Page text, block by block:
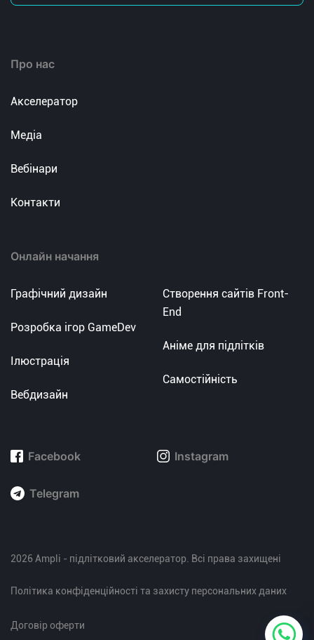
Про нас
Акселератор
Медіа
Вебінари
Контакти
Онлайн начання
Графічний дизайн
Розробка ігор GameDev
Ілюстрація
Вебдизайн
Створення сайтів Front-
End
Аніме для підлітків
Самостійність
Facebook Instagram
Telegram
2026 Ampli - підлітковий акселератор. Всі права захищені
Політика конфіденційності та захисту персональних даних
Договір оферти